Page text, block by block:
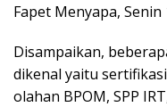
Fapet Menyapa, Senin
Disampaikan,
dikenal yaitu
olahan BPOM, SPP